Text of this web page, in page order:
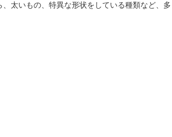
太いもの、特異な形状をしている種類など、多